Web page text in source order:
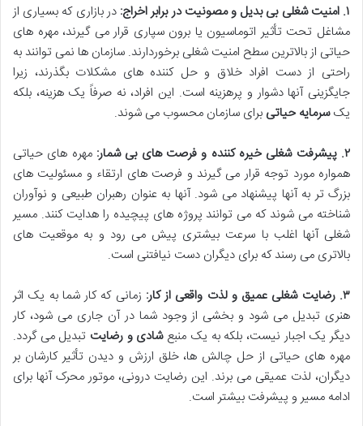
۱. امنیت شغلی بی بدیل و مصونیت در برابر اخراج:
در بازاری که بسیاری از
مشاغل تحت تأثیر اتوماسیون یا برون سپاری قرار می گیرند، مهره های
حیاتی از بالاترین سطح امنیت شغلی برخوردارند. سازمان ها نمی توانند به
راحتی از دست افراد خلاق و حل کننده های مشکلات بگذرند، زیرا
جایگزینی آنها دشوار و پرهزینه است. این افراد، نه صرفاً یک هزینه، بلکه
یکسرمایه حیاتی برای سازمان محسوب می شوند.
۲. پیشرفت شغلی خیره کننده و فرصت های بی شمار:
مهره های حیاتی
همواره مورد توجه قرار می گیرند و فرصت های ارتقاء و مسئولیت های
بزرگ تر به آنها پیشنهاد می شود. آنها به عنوان رهبران طبیعی و نوآوران
شناخته می شوند که می توانند پروژه های پیچیده را هدایت کنند. مسیر
شغلی آنها اغلب با سرعت بیشتری پیش می رود و به موقعیت های
بالاتری می رسند که برای دیگران دست نیافتنی است.
۳. رضایت شغلی عمیق و لذت واقعی از کار:
زمانی که کار شما به یک اثر
هنری تبدیل می شود و بخشی از وجود شما در آن جاری می شود، کار
دیگر یک اجبار نیست، بلکه به یک منبعشادی و رضایت تبدیل می گردد.
مهره های حیاتی از حل چالش ها، خلق ارزش و دیدن تأثیر کارشان بر
دیگران، لذت عمیقی می برند. این رضایت درونی، موتور محرک آنها برای
ادامه مسیر و پیشرفت بیشتر است.